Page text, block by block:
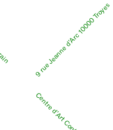
9 rue Jeanne d’Arc 10000 Troyes